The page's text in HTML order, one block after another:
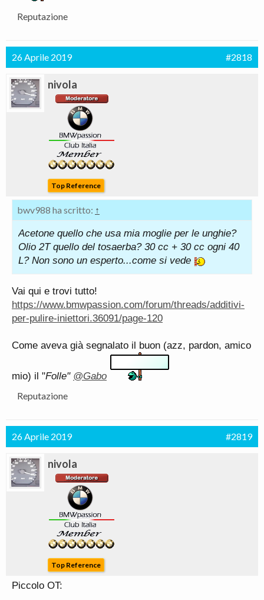
Reputazione
26 Aprile 2019 #2818
nivola
Top Reference
bwv988 ha scritto: ↑
Acetone quello che usa mia moglie per le unghie?
Olio 2T quello del tosaerba? 30 cc + 30 cc ogni 40
L? Non sono un esperto...come si vede
Vai qui e trovi tutto!
https://www.bmwpassion.com/forum/threads/additivi-
per-pulire-iniettori.36091/page-120
Come aveva già segnalato il buon (azz, pardon, amico
mio) il "Folle" @Gabo
Reputazione
26 Aprile 2019 #2819
nivola
Top Reference
Piccolo OT: